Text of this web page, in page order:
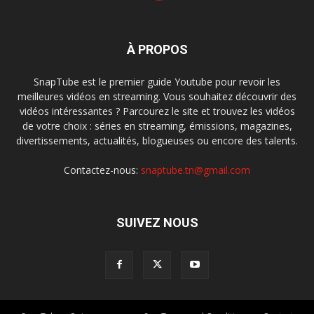
À PROPOS
SnapTube est le premier guide Youtube pour revoir les
meilleures vidéos en streaming. Vous souhaitez découvrir des
vidéos intéressantes ? Parcourez le site et trouvez les vidéos
de votre choix : séries en streaming, émissions, magazines,
divertissements, actualités, blogueuses ou encore des talents.
Contactez-nous: snaptube.tn@gmail.com
SUIVEZ NOUS